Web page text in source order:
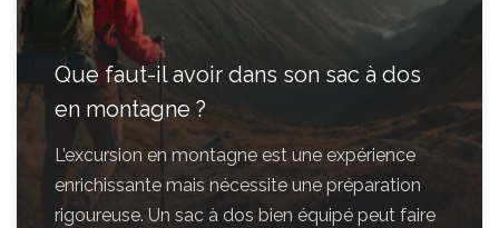
Que faut-il avoir dans son sac à dos
en montagne ?
L’excursion en montagne est une expérience
enrichissante mais nécessite une préparation
rigoureuse. Un sac à dos bien équipé peut faire